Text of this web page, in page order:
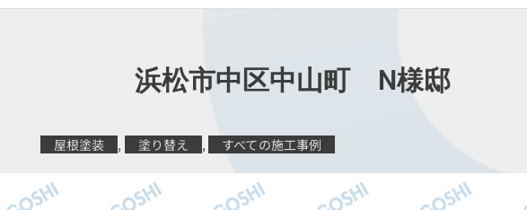
浜松市中区中山町 N様邸
屋根塗装 , 塗り替え , すべての施工事例